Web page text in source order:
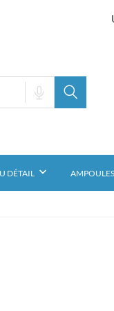
DÉTAIL keyboard_arrow_down